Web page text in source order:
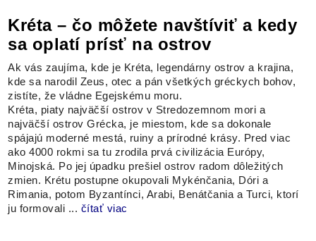
Kréta – čo môžete navštíviť a kedy
sa oplatí prísť na ostrov
Ak vás zaujíma, kde je Kréta, legendárny ostrov a krajina,
kde sa narodil Zeus, otec a pán všetkých gréckych bohov,
zistíte, že vládne Egejskému moru.
Kréta, piaty najväčší ostrov v Stredozemnom mori a
najväčší ostrov Grécka, je miestom, kde sa dokonale
spájajú moderné mestá, ruiny a prírodné krásy. Pred viac
ako 4000 rokmi sa tu zrodila prvá civilizácia Európy,
Minojská. Po jej úpadku prešiel ostrov radom dôležitých
zmien. Krétu postupne okupovali Mykénčania, Dóri a
Rimania, potom Byzantínci, Arabi, Benátčania a Turci, ktorí
ju formovali ... čítať viac